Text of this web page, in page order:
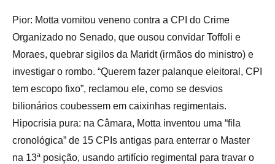
Pior: Motta vomitou veneno contra a CPI do Crime
Organizado no Senado, que ousou convidar Toffoli e
Moraes, quebrar sigilos da Maridt (irmãos do ministro) e
investigar o rombo. “Querem fazer palanque eleitoral, CPI
tem escopo fixo”, reclamou ele, como se desvios
bilionários coubessem em caixinhas regimentais.
Hipocrisia pura: na Câmara, Motta inventou uma “fila
cronológica” de 15 CPIs antigas para enterrar o Master
na 13ª posição, usando artifício regimental para travar o